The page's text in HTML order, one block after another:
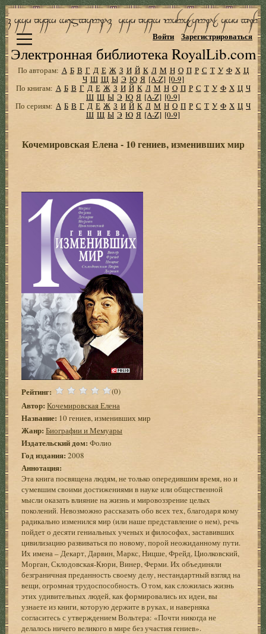
Электронная библиотека RoyalLib.com
Войти Зарегистрироваться
По авторам: А Б В Г Д Е Ж З И Й К Л М Н О П Р С Т У Ф Х Ц
Ч Ш Щ Ы Э Ю Я [A-Z] [0-9]
По книгам: А Б В Г Д Е Ж З И Й К Л М Н О П Р С Т У Ф Х Ц Ч
Ш Щ Ы Э Ю Я [A-Z] [0-9]
По сериям: А Б В Г Д Е Ж З И Й К Л М Н О П Р С Т У Ф Х Ц Ч
Ш Щ Ы Э Ю Я [A-Z] [0-9]
Кочемировская Елена - 10 гениев, изменивших мир
Рейтинг: (0)
Автор: Кочемировская Елена
Название: 10 гениев, изменивших мир
Жанр: Биографии и Мемуары
Издательский дом: Фолио
Год издания: 2008
Аннотация:
Эта книга посвящена людям, не только опередившим время, но и
сумевшим своими достижениями в науке или общественной
мысли оказать влияние на жизнь и мировоззрение целых
поколений. Невозможно рассказать обо всех тех, благодаря кому
радикально изменился мир (или наше представление о нем), речь
пойдет о десяти гениальных ученых и философах, заставивших
цивилизацию развиваться по новому, порой неожиданному пути.
Их имена – Декарт, Дарвин, Маркс, Ницше, Фрейд, Циолковский,
Морган, Склодовская-Кюри, Винер, Ферми. Их объединяли
безграничная преданность своему делу, нестандартный взгляд на
вещи, огромная трудоспособность. О том, как сложилась жизнь
этих удивительных людей, как формировались их идеи, вы
узнаете из книги, которую держите в руках, и наверняка
согласитесь с утверждением Вольтера: «Почти никогда не
делалось ничего великого в мире без участия гениев».